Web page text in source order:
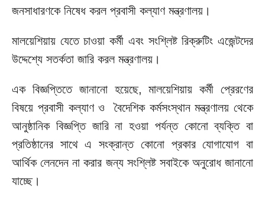
জনসাধারণকে নিষেধ করল প্রবাসী কল্যাণ মন্ত্রণালয়।
মালয়েশিয়ায় যেতে চাওয়া কর্মী এবং সংশ্লিষ্ট রিক্রুটিং এজেন্টদের
উদ্দেশ্যে সতর্কতা জারি করল মন্ত্রণালয়।
এক বিজ্ঞপ্তিতে জানানো হয়েছে, মালয়েশিয়ায় কর্মী প্রেরণের
বিষয়ে প্রবাসী কল্যাণ ও বৈদেশিক কর্মসংস্থান মন্ত্রণালয় থেকে
আনুষ্ঠানিক বিজ্ঞপ্তি জারি না হওয়া পর্যন্ত কোনো ব্যক্তি বা
প্রতিষ্ঠানের সাথে এ সংক্রান্ত কোনো প্রকার যোগাযোগ বা
আর্থিক লেনদেন না করার জন্য সংশ্লিষ্ট সবাইকে অনুরোধ জানানো
যাচ্ছে।